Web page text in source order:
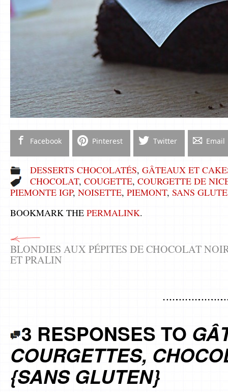
Facebook Pinterest Twitter Email
DESSERTS CHOCOLATÉS, GÂTEAUX ET
CHOCOLAT, COUGETTE, COURGETTE DE
PIEMONTE IGP, NOISETTE, PIEMONT, SANS
BOOKMARK THE PERMALINK.
BLONDIES AUX PÉPITES DE CHOCOLAT
ET PRALIN
3 RESPONSES TO
COURGETTES,
{SANS GLUTEN}